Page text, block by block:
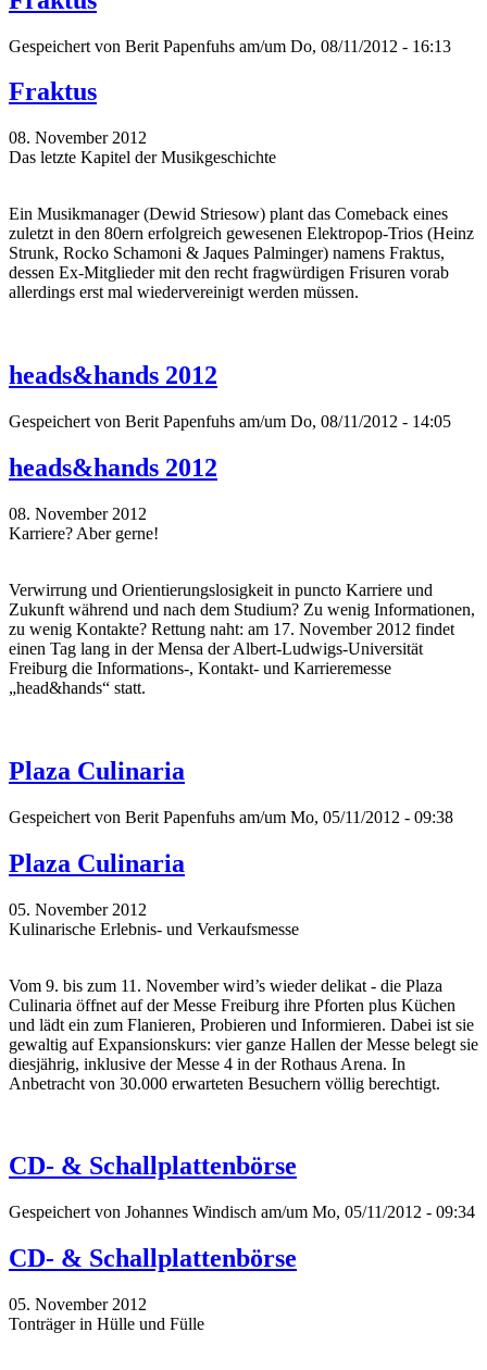
Gespeichert von Berit Papenfuhs am/um Do, 08/11/2012 - 16:13
Fraktus
08. November 2012
Das letzte Kapitel der Musikgeschichte
Ein Musikmanager (Dewid Striesow) plant das Comeback eines
zuletzt in den 80ern erfolgreich gewesenen Elektropop-Trios (Heinz
Strunk, Rocko Schamoni & Jaques Palminger) namens Fraktus,
dessen Ex-Mitglieder mit den recht fragwürdigen Frisuren vorab
allerdings erst mal wiedervereinigt werden müssen.
heads&hands 2012
Gespeichert von Berit Papenfuhs am/um Do, 08/11/2012 - 14:05
heads&hands 2012
08. November 2012
Karriere? Aber gerne!
Verwirrung und Orientierungslosigkeit in puncto Karriere und
Zukunft während und nach dem Studium? Zu wenig Informationen,
zu wenig Kontakte? Rettung naht: am 17. November 2012 findet
einen Tag lang in der Mensa der Albert-Ludwigs-Universität
Freiburg die Informations-, Kontakt- und Karrieremesse
„head&hands“ statt.
Plaza Culinaria
Gespeichert von Berit Papenfuhs am/um Mo, 05/11/2012 - 09:38
Plaza Culinaria
05. November 2012
Kulinarische Erlebnis- und Verkaufsmesse
Vom 9. bis zum 11. November wird’s wieder delikat - die Plaza
Culinaria öffnet auf der Messe Freiburg ihre Pforten plus Küchen
und lädt ein zum Flanieren, Probieren und Informieren. Dabei ist sie
gewaltig auf Expansionskurs: vier ganze Hallen der Messe belegt sie
diesjährig, inklusive der Messe 4 in der Rothaus Arena. In
Anbetracht von 30.000 erwarteten Besuchern völlig berechtigt.
CD- & Schallplattenbörse
Gespeichert von Johannes Windisch am/um Mo, 05/11/2012 - 09:34
CD- & Schallplattenbörse
05. November 2012
Tonträger in Hülle und Fülle